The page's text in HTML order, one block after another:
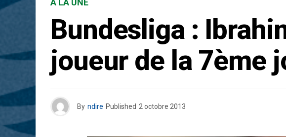
A LA UNE
Bundesliga :
joueur de la 7ème
By ndire Published 2 octobre 2013